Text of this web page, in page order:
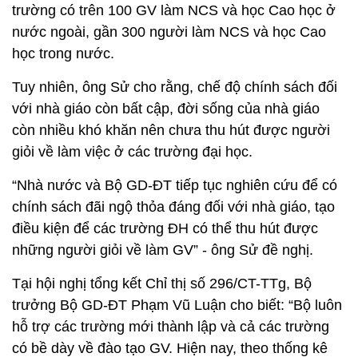
trường có trên 100 GV làm NCS và học Cao học ở
nước ngoài, gần 300 người làm NCS và học Cao
học trong nước.
Tuy nhiên, ông Sử cho rằng, chế độ chính sách đối
với nhà giáo còn bất cập, đời sống của nhà giáo
còn nhiều khó khăn nên chưa thu hút được người
giỏi về làm việc ở các trường đại học.
“Nhà nước và Bộ GD-ĐT tiếp tục nghiên cứu để có
chính sách đãi ngộ thỏa đáng đối với nhà giáo, tạo
điều kiện để các trường ĐH có thể thu hút được
những người giỏi về làm GV” - ông Sử đề nghị.
Tại hội nghị tổng kết Chỉ thị số 296/CT-TTg, Bộ
trưởng Bộ GD-ĐT Phạm Vũ Luận cho biết: “Bộ luôn
hỗ trợ các trường mới thành lập và cả các trường
có bề dày về đào tạo GV. Hiện nay, theo thống kê